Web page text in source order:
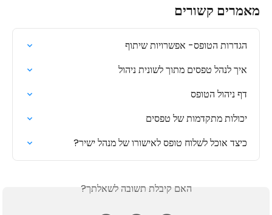
מאמרים קשורים
הגדרות הטופס- אפשרויות שיתוף
איך לנהל טפסים מתוך לשונית ניהול
דף ניהול הטופס
יכולות מתקדמות של טפסים
כיצד אוכל לשלוח טופס לאישורו של מנהל ישיר?
האם קיבלת תשובה לשאלתך?